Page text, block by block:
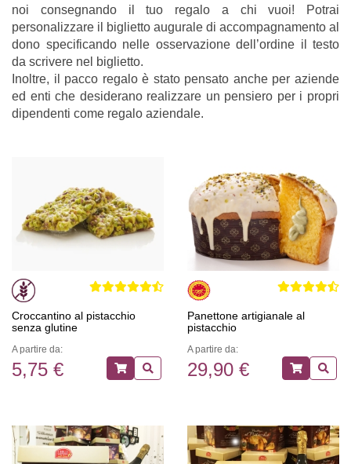
noi consegnando il tuo regalo a chi vuoi! Potrai
personalizzare il biglietto augurale di accompagnamento al
dono specificando nelle osservazione dell’ordine il testo
da scrivere nel biglietto.
Inoltre, il pacco regalo è stato pensato anche per aziende
ed enti che desiderano realizzare un pensiero per i propri
dipendenti come regalo aziendale.
Croccantino al pistacchio
senza glutine
A partire da:
5,75 €
Panettone artigianale al
pistacchio
A partire da:
29,90 €